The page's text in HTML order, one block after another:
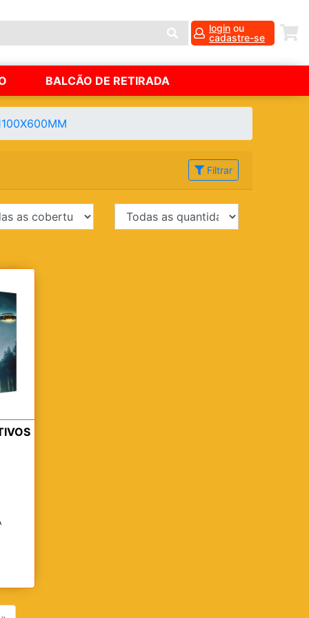
login ou
cadastre-se
BALCÃO DE RETIRADA
Filtrar